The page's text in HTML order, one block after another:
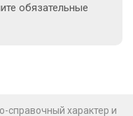
обязательные
справочный характер и